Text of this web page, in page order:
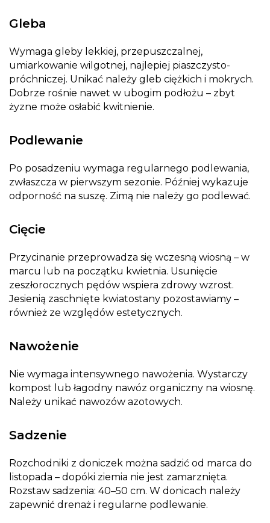
Gleba
Wymaga gleby lekkiej, przepuszczalnej,
umiarkowanie wilgotnej, najlepiej piaszczysto-
próchniczej. Unikać należy gleb ciężkich i mokrych.
Dobrze rośnie nawet w ubogim podłożu – zbyt
żyzne może osłabić kwitnienie.
Podlewanie
Po posadzeniu wymaga regularnego podlewania,
zwłaszcza w pierwszym sezonie. Później wykazuje
odporność na suszę. Zimą nie należy go podlewać.
Cięcie
Przycinanie przeprowadza się wczesną wiosną – w
marcu lub na początku kwietnia. Usunięcie
zeszłorocznych pędów wspiera zdrowy wzrost.
Jesienią zaschnięte kwiatostany pozostawiamy –
również ze względów estetycznych.
Nawożenie
Nie wymaga intensywnego nawożenia. Wystarczy
kompost lub łagodny nawóz organiczny na wiosnę.
Należy unikać nawozów azotowych.
Sadzenie
Rozchodniki z doniczek można sadzić od marca do
listopada – dopóki ziemia nie jest zamarznięta.
Rozstaw sadzenia: 40–50 cm. W donicach należy
zapewnić drenaż i regularne podlewanie.